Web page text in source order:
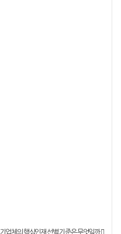
기업체의 핵심인재 선별 기준은 무엇일까